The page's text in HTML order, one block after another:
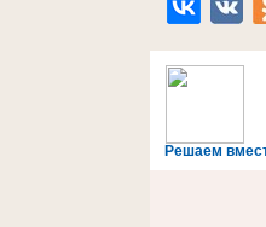
Решаем